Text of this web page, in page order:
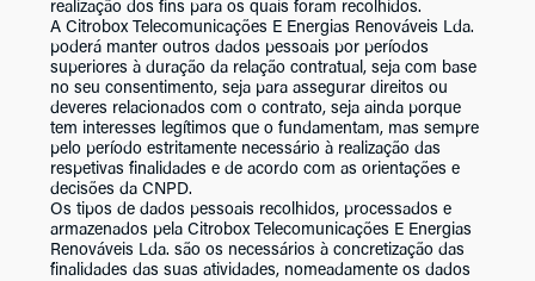
realização dos fins para os quais foram recolhidos.
A Citrobox Telecomunicações E Energias Renováveis Lda.
poderá manter outros dados pessoais por períodos
superiores à duração da relação contratual, seja com base
no seu consentimento, seja para assegurar direitos ou
deveres relacionados com o contrato, seja ainda porque
tem interesses legítimos que o fundamentam, mas sempre
pelo período estritamente necessário à realização das
respetivas finalidades e de acordo com as orientações e
decisões da CNPD.
Os tipos de dados pessoais recolhidos, processados e
armazenados pela Citrobox Telecomunicações E Energias
Renováveis Lda. são os necessários à concretização das
finalidades das suas atividades, nomeadamente os dados